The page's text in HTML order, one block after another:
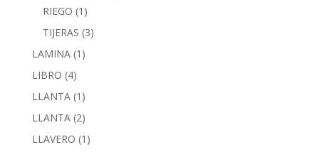
RIEGO (1)
TIJERAS (3)
LAMINA (1)
LIBRO (4)
LLANTA (1)
LLANTA (2)
LLAVERO (1)